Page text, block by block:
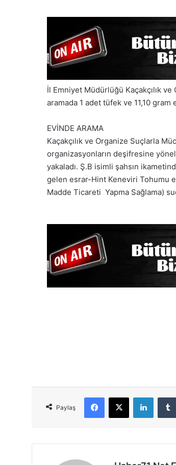
İl Emniyet Müdürlüğü Kaçakçılık
aramada 1 adet tüfek ve 11,10
EVİNDE ARAMA
Kaçakçılık ve Organize Suçlarla
organizasyonların deşifresine
yakaladı. Ş.B isimli şahsın
gelen esrar-Hint Keneviri Tohumu
Madde Ticareti Yapma Sağlama)
Paylaş